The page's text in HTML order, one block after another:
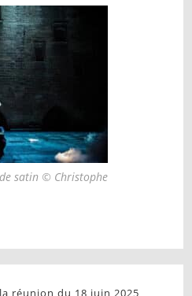
satin © Christophe
réunion du 18 juin 2025